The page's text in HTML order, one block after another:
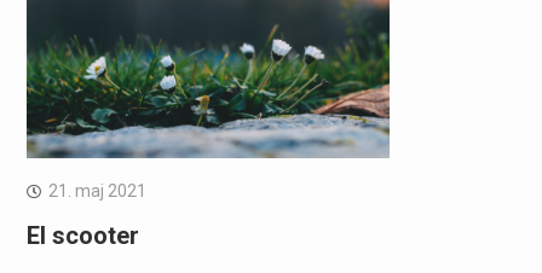
21. maj 2021
El scooter